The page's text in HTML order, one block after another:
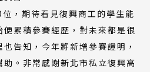
，期待看見復興商工的學生能
累積參賽經歷，對未來都是很
告知，今年將新增參賽證明，
。非常感謝新北市私立復興高